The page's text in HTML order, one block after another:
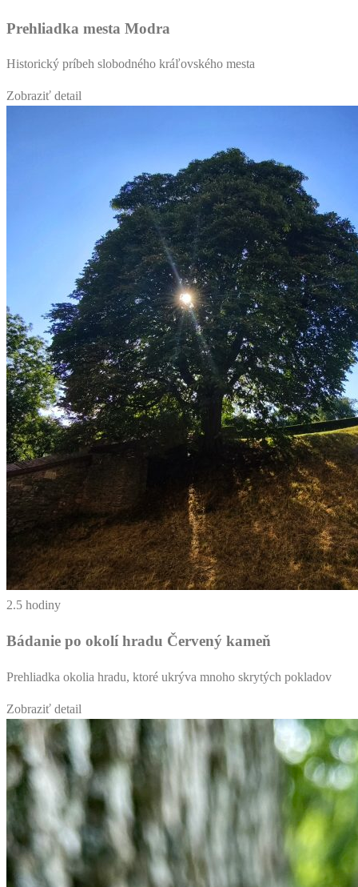
Prehliadka mesta Modra
Historický príbeh slobodného kráľovského mesta
Zobraziť detail
2.5 hodiny
Bádanie po okolí hradu Červený kameň
Prehliadka okolia hradu, ktoré ukrýva mnoho skrytých pokladov
Zobraziť detail